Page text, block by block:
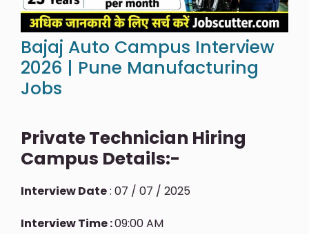
Bajaj Auto Campus Interview
2026 | Pune Manufacturing
Jobs
Private Technician Hiring
Campus Details:-
Interview Date: 07 / 07 / 2025
Interview Time :09:00 AM